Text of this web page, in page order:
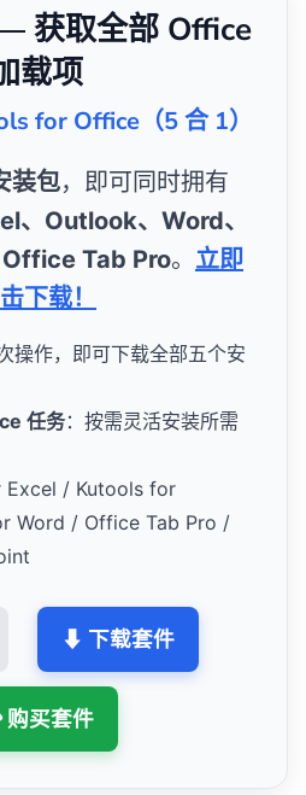
获取全部 Office
载项
for Office（5 合 1）
装包，即可同时拥有
、Outlook、Word、
Office Tab Pro。 立即
下载！
操作，即可下载全部五个安
任务：按需灵活安装所需
Excel / Kutools for
Word / Office Tab Pro /
⬇ 下载套件
购买套件